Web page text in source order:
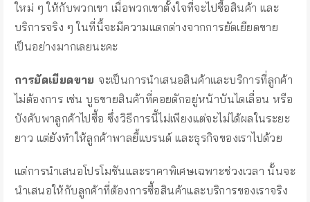
ใหม่ ๆ ให้กับพวกเขา เมื่อพวกเขาตั้งใจที่จะไปซื้อสินค้า และ
บริการจริง ๆ ในที่นี้จะมีความแตกต่างจากการยัดเยียดขาย
เป็นอย่างมากเลยนะคะ
การยัดเยียดขาย จะเป็นการนำเสนอสินค้าและบริการที่ลูกค้า
ไม่ต้องการ เช่น บูธขายสินค้าที่คอยดักอยู่หน้าบันไดเลื่อน หรือ
บังคับพาลูกค้าไปซื้อ ซึ่งวิธีการนี้ไม่เพียงแต่จะไม่ได้ผลในระยะ
ยาว แต่ยังทำให้ลูกค้าพาลยี้แบรนด์ และธุรกิจของเราไปด้วย
แต่การนำเสนอโปรโมชันและราคาพิเศษเฉพาะช่วงเวลา นั้นจะ
นำเสนอให้กับลูกค้าที่ต้องการซื้อสินค้าและบริการของเราจริง